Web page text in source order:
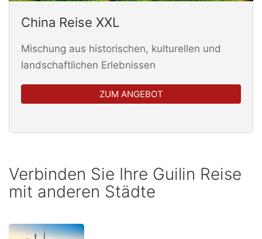
China Reise XXL
Mischung aus historischen, kulturellen und
landschaftlichen Erlebnissen
ZUM ANGEBOT
Verbinden Sie Ihre Guilin Reise
mit anderen Städte